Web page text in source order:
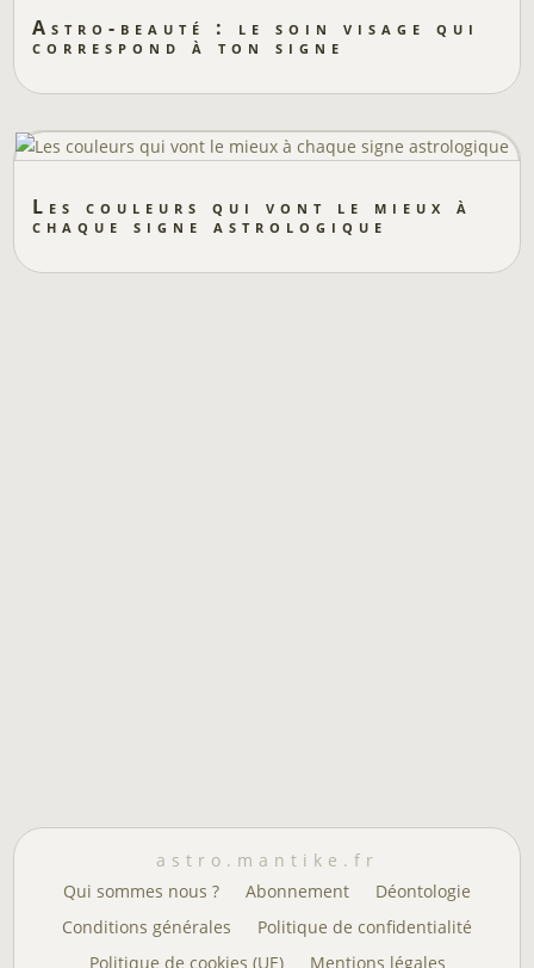
Astro-beauté : le soin visage qui
correspond à ton signe
Les couleurs qui vont le mieux à
chaque signe astrologique
astro.mantike.fr
Qui sommes nous ?
Abonnement
Déontologie
Conditions générales
Politique de confidentialité
Politique de cookies (UE)
Mentions légales